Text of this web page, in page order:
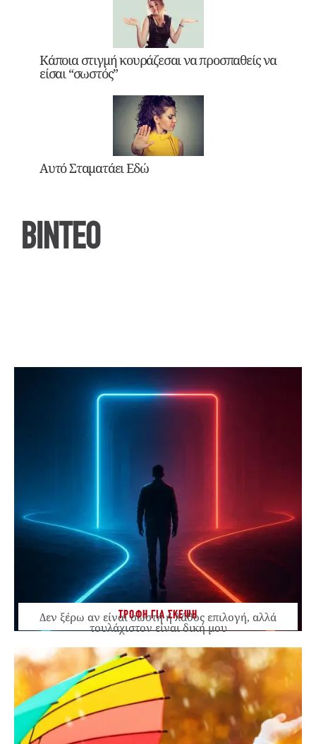
Κάποια στιγμή κουράζεσαι να προσπαθείς να
είσαι “σωστός”
Αυτό Σταματάει Εδώ
ΒΙΝΤΕΟ
ΤΡΟΦΗ ΓΙΑ ΣΚΕΨΗ
Δεν ξέρω αν είναι σωστή ή λάθος επιλογή, αλλά
τουλάχιστον είναι δική μου